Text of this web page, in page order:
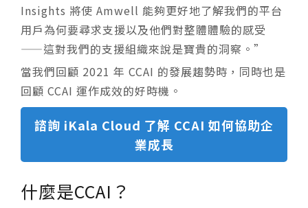
Insights 將使 Amwell 能夠更好地了解我們的平台
用戶為何要尋求支援以及他們對整體體驗的感受
——這對我們的支援組織來說是寶貴的洞察。”
當我們回顧 2021 年 CCAI 的發展趨勢時，同時也是
回顧 CCAI 運作成效的好時機。
諮詢 iKala Cloud 了解 CCAI 如何協助企
業成長
什麼是CCAI？